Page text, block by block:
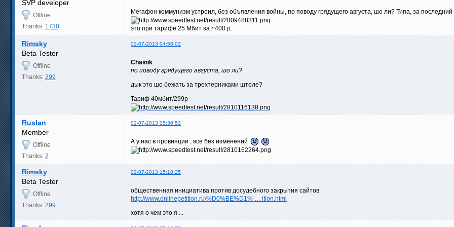
SVP developer
Offline
Thanks: 1730
Мегафон коммунизм устроил, без объявления войны, по поводу грядущего августа, шо ли? Типа, за
это при тарифе 25 Мбит за ~400 р.
Rimsky 02-07-2013 04:58:02
Beta Tester
Offline
Thanks: 299
Chainik
по поводу грядущего августа, шо ли?
дык это шо бежать за трехтерниками штоле?
Тариф 40мбит/299р
Ruslan 02-07-2013 05:36:52
Member
Offline
Thanks: 2
А у нас в провинции , все без изменений
Rimsky 02-07-2013 15:18:25
Beta Tester
Offline
Thanks: 299
общественная инициатива против досудебного закрытия сайтов
http://www.onlinepetition.ru/%D0%BE%D1% … ition.html
хотя о чем это я ...